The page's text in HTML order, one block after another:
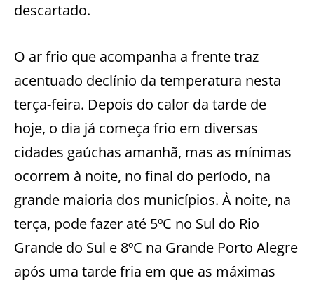
descartado.
O ar frio que acompanha a frente traz
acentuado declínio da temperatura nesta
terça-feira. Depois do calor da tarde de
hoje, o dia já começa frio em diversas
cidades gaúchas amanhã, mas as mínimas
ocorrem à noite, no final do período, na
grande maioria dos municípios. À noite, na
terça, pode fazer até 5ºC no Sul do Rio
Grande do Sul e 8ºC na Grande Porto Alegre
após uma tarde fria em que as máximas